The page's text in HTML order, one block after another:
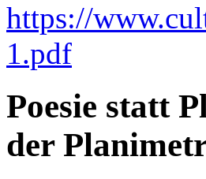
https://
1.pdf
Poesie statt
der